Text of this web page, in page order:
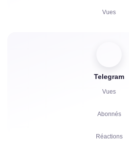
Vues
Écoutes
Telegram
Vues
Abonnés
Réactions